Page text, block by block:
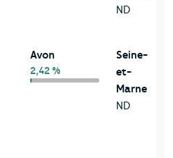
ND
Avon
2,42 %
Seine-
et-
Marne
ND